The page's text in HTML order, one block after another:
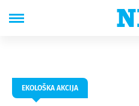
EKOLOŠKA AKCIJA